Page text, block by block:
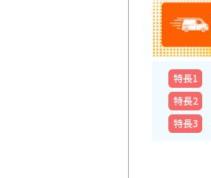
特⻑1
特⻑2
特⻑3